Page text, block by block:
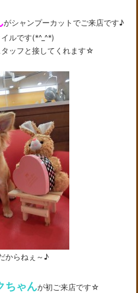
がシャンプーカットでご来店です♪
ルです(*^_^*)
ッフと接してくれます☆
からねぇ～♪
ちゃんが初ご来店です☆